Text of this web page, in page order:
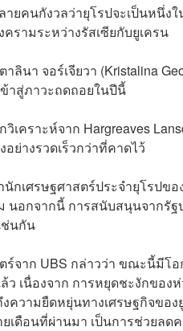
ยคนกังวลว่ายุโรปจะเป็นหนึ่ง
รามระหว่างรัสเซียกับยูเครน
นา จอร์เจียวา (Kristalina
าสู่ภาวะถดถอยในปีนี้
เคราะห์จาก Hargreaves
ย่างรวดเร็วกว่าที่คาดไว้
กเศรษฐศาสตร์ประจำยุโรปข
นอกจากนี้ การสนับสนุนจาก
ช่นกัน
ร์จาก UBS กล่าวว่า ขณะนี้มีโ
เนื่องจาก การหยุดชะงักขอ
ความยืดหยุ่นทางเศรษฐกิจขอ
เดือนที่ผ่านมา เป็นการช่วยล